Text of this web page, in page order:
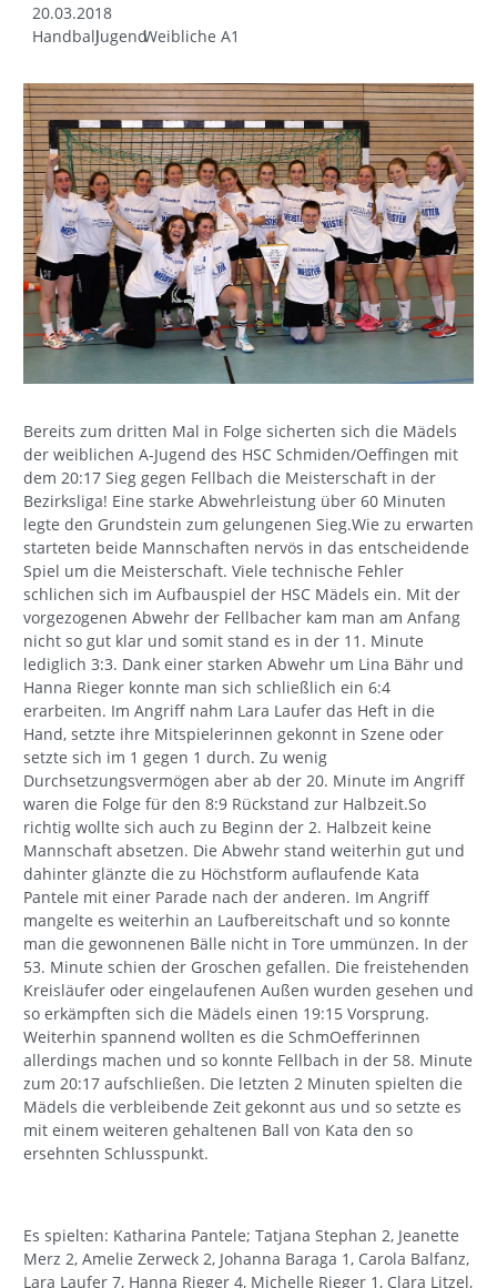
20.03.2018
HandballJugendWeibliche A1
Bereits zum dritten Mal in Folge sicherten sich die Mädels
der weiblichen A-Jugend des HSC Schmiden/Oeffingen mit
dem 20:17 Sieg gegen Fellbach die Meisterschaft in der
Bezirksliga! Eine starke Abwehrleistung über 60 Minuten
legte den Grundstein zum gelungenen Sieg.Wie zu erwarten
starteten beide Mannschaften nervös in das entscheidende
Spiel um die Meisterschaft. Viele technische Fehler
schlichen sich im Aufbauspiel der HSC Mädels ein. Mit der
vorgezogenen Abwehr der Fellbacher kam man am Anfang
nicht so gut klar und somit stand es in der 11. Minute
lediglich 3:3. Dank einer starken Abwehr um Lina Bähr und
Hanna Rieger konnte man sich schließlich ein 6:4
erarbeiten. Im Angriff nahm Lara Laufer das Heft in die
Hand, setzte ihre Mitspielerinnen gekonnt in Szene oder
setzte sich im 1 gegen 1 durch. Zu wenig
Durchsetzungsvermögen aber ab der 20. Minute im Angriff
waren die Folge für den 8:9 Rückstand zur Halbzeit.So
richtig wollte sich auch zu Beginn der 2. Halbzeit keine
Mannschaft absetzen. Die Abwehr stand weiterhin gut und
dahinter glänzte die zu Höchstform auflaufende Kata
Pantele mit einer Parade nach der anderen. Im Angriff
mangelte es weiterhin an Laufbereitschaft und so konnte
man die gewonnenen Bälle nicht in Tore ummünzen. In der
53. Minute schien der Groschen gefallen. Die freistehenden
Kreisläufer oder eingelaufenen Außen wurden gesehen und
so erkämpften sich die Mädels einen 19:15 Vorsprung.
Weiterhin spannend wollten es die SchmOefferinnen
allerdings machen und so konnte Fellbach in der 58. Minute
zum 20:17 aufschließen. Die letzten 2 Minuten spielten die
Mädels die verbleibende Zeit gekonnt aus und so setzte es
mit einem weiteren gehaltenen Ball von Kata den so
ersehnten Schlusspunkt.
Es spielten: Katharina Pantele; Tatjana Stephan 2, Jeanette
Merz 2, Amelie Zerweck 2, Johanna Baraga 1, Carola Balfanz,
Lara Laufer 7, Hanna Rieger 4, Michelle Rieger 1, Clara Litzel,